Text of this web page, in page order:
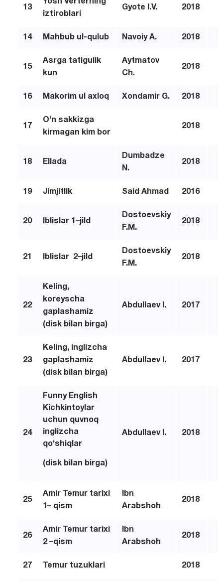
13
Yosh Verterning
iztiroblari
Gyote I.V. 2018
14 Mah bub ul-qulub Navoiy A. 2018
15
Asrga tatigulik
kun
Aytmatov
Ch.
2018
16 Makorim ul axloq Xondamir G. 2018
17
O‘n sakkizga
kirmagan kim bor
2018
18 Ellada
Dumbadze
N.
2018
19 Jimjitlik Said Ah mad 2016
20 Iblislar 1 –jild
Dostoevskiy
F.M.
2018
21 Iblislar 2–jild
Dostoevskiy
F.M.
2018
22
Keling,
koreyscha
gaplashamiz
(disk bilan birga)
Abdullaev I. 2017
23
Keling, inglizcha
gaplashamiz
(disk bilan birga)
Abdullaev I. 2017
24
Funny English
Kichkintoylar
uchun quvnoq
inglizcha
qo‘shiqlar
(disk bilan birga)
Abdullaev I. 2018
25
Amir Temur tarixi
1 – qism
Ibn
Arabshoh
2018
26
Amir Temur tarixi
2 –qism
Ibn
Arabshoh
2018
27 Temur tuzuklari 2018